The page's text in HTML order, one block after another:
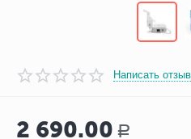
Написать отзыв
2 690.00 Р